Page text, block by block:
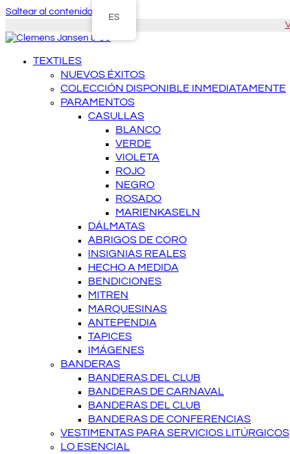
Saltear al contenido principal
TEXTILES
NUEVOS ÉXITOS
COLECCIÓN DISPONIBLE INMEDIATAMENTE
PARAMENTOS
CASULLAS
BLANCO
VERDE
VIOLETA
ROJO
NEGRO
ROSADO
MARIENKASELN
DÁLMATAS
ABRIGOS DE CORO
INSIGNIAS REALES
HECHO A MEDIDA
BENDICIONES
MITREN
MARQUESINAS
ANTEPENDIA
TAPICES
IMÁGENES
BANDERAS
BANDERAS DEL CLUB
BANDERAS DE CARNAVAL
BANDERAS DEL CLUB
BANDERAS DE CONFERENCIAS
VESTIMENTAS PARA SERVICIOS LITÚRGICOS
LO ESENCIAL
ES